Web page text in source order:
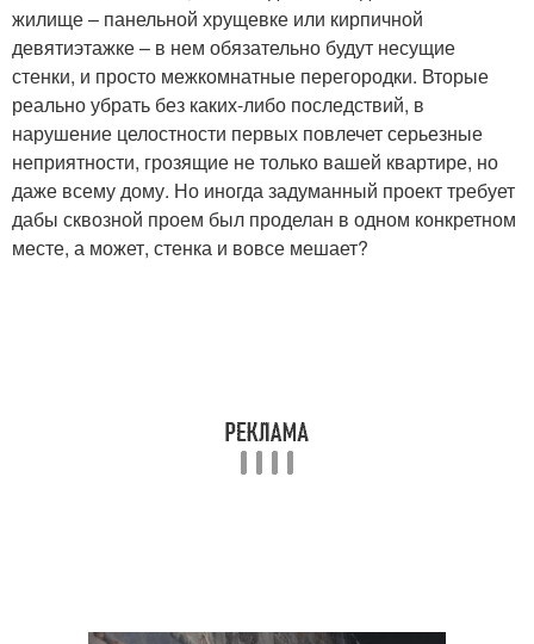
жилище – панельной хрущевке или кирпичной
девятиэтажке – в нем обязательно будут несущие
стенки, и просто межкомнатные перегородки. Вторые
реально убрать без каких-либо последствий, в
нарушение целостности первых повлечет серьезные
неприятности, грозящие не только вашей квартире, но
даже всему дому. Но иногда задуманный проект требует
дабы сквозной проем был проделан в одном конкретном
месте, а может, стенка и вовсе мешает?